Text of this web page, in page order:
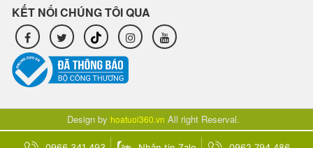
KẾT NỐI CHÚNG TÔI QUA
Design by hoatuoi360.vn All right Reserval.